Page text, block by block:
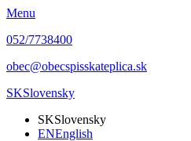
Menu
052/7738400
obec@obecspisskateplica.sk
SKSlovensky
SKSlovensky
ENEnglish